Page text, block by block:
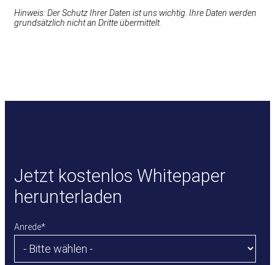
Hinweis: Der Schutz Ihrer Daten ist uns wichtig. Ihre Daten werden
grundsätzlich nicht an Dritte übermittelt.
Jetzt kostenlos Whitepaper
herunterladen
Anrede*